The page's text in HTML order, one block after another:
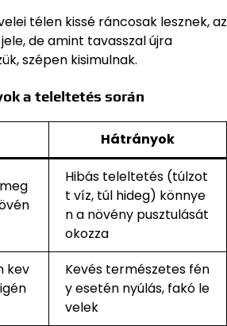
télen kissé ráncosak lesznek, az
de amint tavasszal újra
szépen kisimulnak.
a teleltetés során
Hátrányok
Hibás teleltetés (túlzot
t víz, túl hideg) könnye
n a növény pusztulását
okozza
kev
Kevés természetes fén
y esetén nyúlás, fakó le
velek